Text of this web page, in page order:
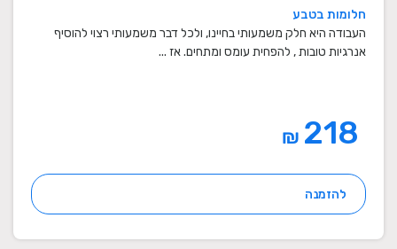
חלומות בטבע
העבודה היא חלק משמעותי בחיינו, ולכל דבר משמעותי רצוי להוסיף
אנרגיות טובות , להפחית עומס ומתחים. אז ...
₪
להזמנה